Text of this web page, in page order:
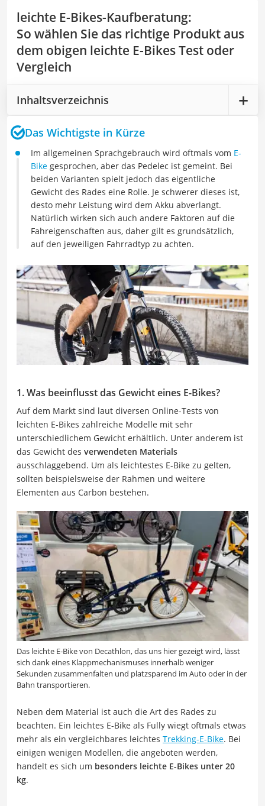
leichte E-Bikes-Kaufberatung:
So wählen Sie das richtige Produkt aus
dem obigen leichte E-Bikes Test oder
Vergleich
Inhaltsverzeichnis
Das Wichtigste in Kürze
Im allgemeinen Sprachgebrauch wird oftmals vom E-
Bike gesprochen, aber das Pedelec ist gemeint. Bei
beiden Varianten spielt jedoch das eigentliche
Gewicht des Rades eine Rolle. Je schwerer dieses ist,
desto mehr Leistung wird dem Akku abverlangt.
Natürlich wirken sich auch andere Faktoren auf die
Fahreigenschaften aus, daher gilt es grundsätzlich,
auf den jeweiligen Fahrradtyp zu achten.
1. Was beeinflusst das Gewicht eines E-Bikes?
Auf dem Markt sind laut diversen Online-Tests von
leichten E-Bikes zahlreiche Modelle mit sehr
unterschiedlichem Gewicht erhältlich. Unter anderem ist
das Gewicht des verwendeten Materials
ausschlaggebend. Um als leichtestes E-Bike zu gelten,
sollten beispielsweise der Rahmen und weitere
Elementen aus Carbon bestehen.
Das leichte E-Bike von Decathlon, das uns hier gezeigt wird, lässt
sich dank eines Klappmechanismuses innerhalb weniger
Sekunden zusammenfalten und platzsparend im Auto oder in der
Bahn transportieren.
Neben dem Material ist auch die Art des Rades zu
beachten. Ein leichtes E-Bike als Fully wiegt oftmals etwas
mehr als ein vergleichbares leichtes Trekking-E-Bike. Bei
einigen wenigen Modellen, die angeboten werden,
handelt es sich um besonders leichte E-Bikes unter 20
kg.